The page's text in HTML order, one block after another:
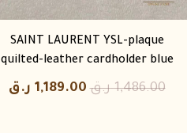
SAINT LAURENT YSL-plaque
quilted-leather cardholder blue
1,486.00 ر.ق 1,189.00 ر.ق